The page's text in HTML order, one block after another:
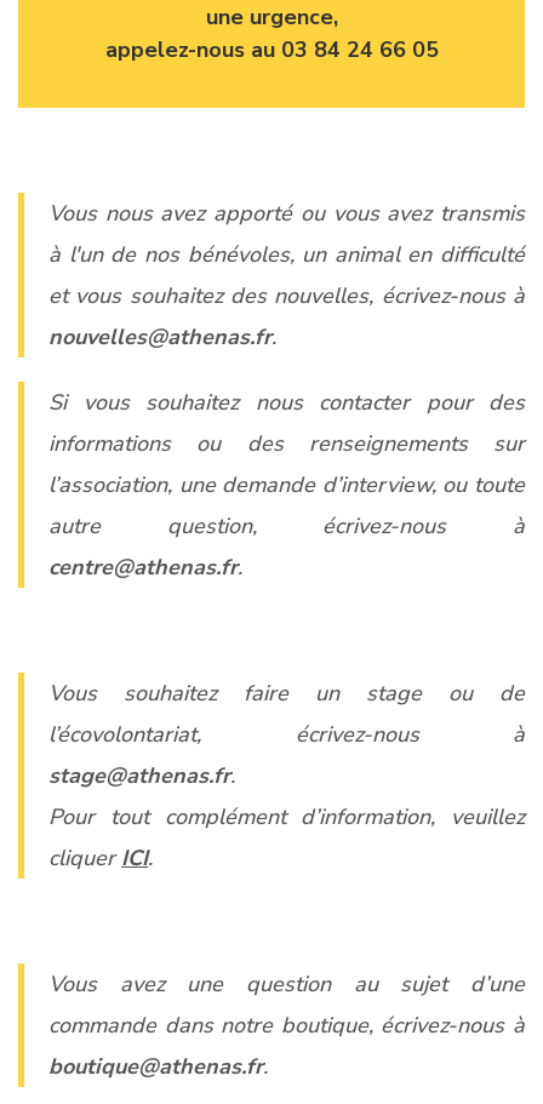
une urgence,
appelez-nous au 03 84 24 66 05
Vous nous avez apporté ou vous avez transmis
à l'un de nos bénévoles, un animal en difficulté
et vous souhaitez des nouvelles, écrivez-nous à
nouvelles@athenas.fr.
Si vous souhaitez nous contacter pour des
informations ou des renseignements sur
l’association, une demande d’interview, ou toute
autre question, écrivez-nous à
centre@athenas.fr.
Vous souhaitez faire un stage ou de
l’écovolontariat, écrivez-nous à
stage@athenas.fr.
Pour tout complément d’information, veuillez
cliquerICI.
Vous avez une question au sujet d’une
commande dans notre boutique, écrivez-nous à
boutique@athenas.fr.